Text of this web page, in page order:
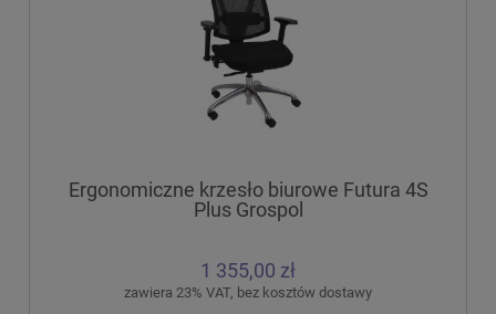
Ergonomiczne krzesło biurowe Futura 4S
Plus Grospol
1 355,00 zł
zawiera 23% VAT, bez kosztów dostawy